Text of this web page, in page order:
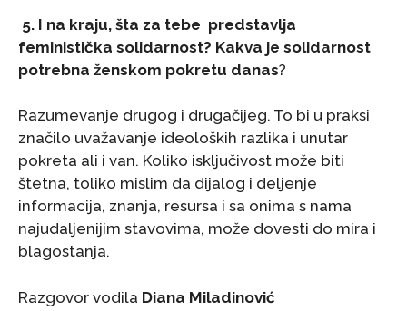
5. I na kraju, šta za tebe predstavlja
feministička solidarnost? Kakva je solidarnost
potrebna ženskom pokretu danas?
Razumevanje drugog i drugačijeg. To bi u praksi
značilo uvažavanje ideoloških razlika i unutar
pokreta ali i van. Koliko isključivost može biti
štetna, toliko mislim da dijalog i deljenje
informacija, znanja, resursa i sa onima s nama
najudaljenijim stavovima, može dovesti do mira i
blagostanja.
Razgovor vodila Diana Miladinović